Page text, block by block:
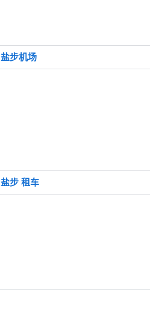
盐步机场
盐步 租车